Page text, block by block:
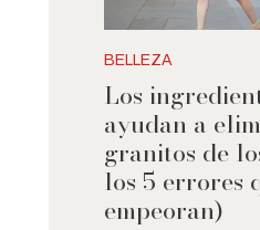
BELLEZA
Los
ayudan a
granitos de
los 5 errores
empeoran)